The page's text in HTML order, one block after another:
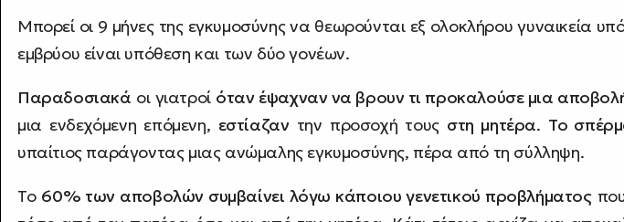
Μπορεί οι 9 μήνες της εγκυμοσύνης να θεωρούνται εξ ολοκλήρου γυναικεία
εμβρύου είναι υπόθεση και των δύο γονέων.
Παραδοσιακά οι γιατροί όταν έψαχναν να βρουν τι προκαλούσε μια
μια ενδεχόμενη επόμενη, εστίαζαν την προσοχή τους στη μητέρα. Το
υπαίτιος παράγοντας μιας ανώμαλης εγκυμοσύνης, πέρα από τη σύλληψη.
Το 60% των αποβολών συμβαίνει λόγω κάποιου γενετικού προβλήματοςπου